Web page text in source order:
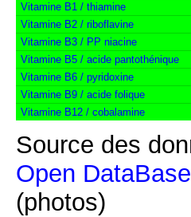
Vitamine B1 / thiamine
Vitamine B2 / riboflavine
Vitamine B3 / PP niacine
Vitamine B5 / acide pantothénique
Vitamine B6 / pyridoxine
Vitamine B9 / acide folique
Vitamine B12 / cobalamine
Source des
Open
(photos)